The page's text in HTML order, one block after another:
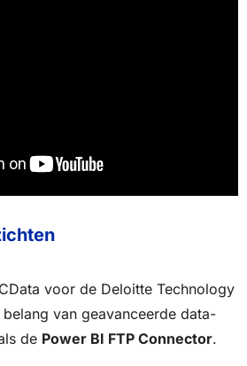
voor de Deloitte Technology
van geavanceerde data-
de Power BI FTP Connector.